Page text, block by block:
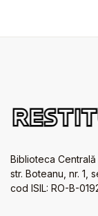
Biblioteca Centrală
str. Boteanu, nr. 1,
cod ISIL: RO-B-